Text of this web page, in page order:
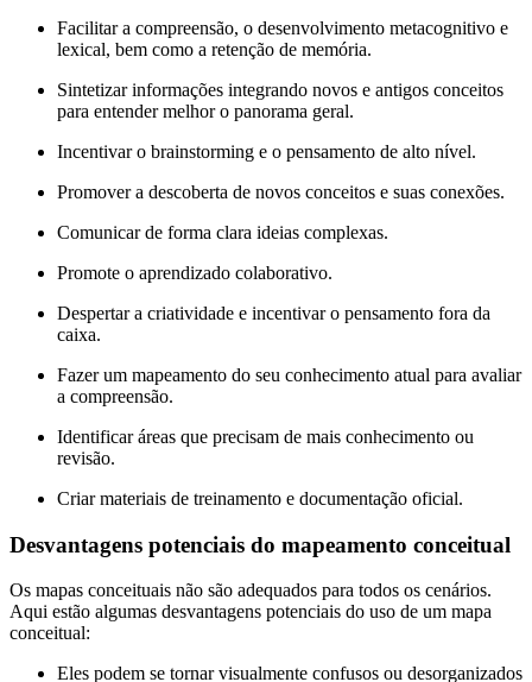
Facilitar a compreensão, o desenvolvimento metacognitivo e
lexical, bem como a retenção de memória.
Sintetizar informações integrando novos e antigos conceitos
para entender melhor o panorama geral.
Incentivar o brainstorming e o pensamento de alto nível.
Promover a descoberta de novos conceitos e suas conexões.
Comunicar de forma clara ideias complexas.
Promote o aprendizado colaborativo.
Despertar a criatividade e incentivar o pensamento fora da
caixa.
Fazer um mapeamento do seu conhecimento atual para avaliar
a compreensão.
Identificar áreas que precisam de mais conhecimento ou
revisão.
Criar materiais de treinamento e documentação oficial.
Desvantagens potenciais do mapeamento conceitual
Os mapas conceituais não são adequados para todos os cenários.
Aqui estão algumas desvantagens potenciais do uso de um mapa
conceitual:
Eles podem se tornar visualmente confusos ou desorganizados